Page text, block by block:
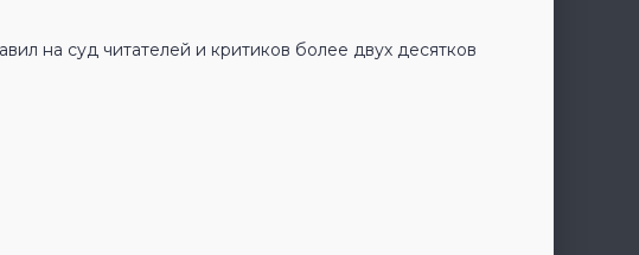
на суд читателей и критиков более двух десятков